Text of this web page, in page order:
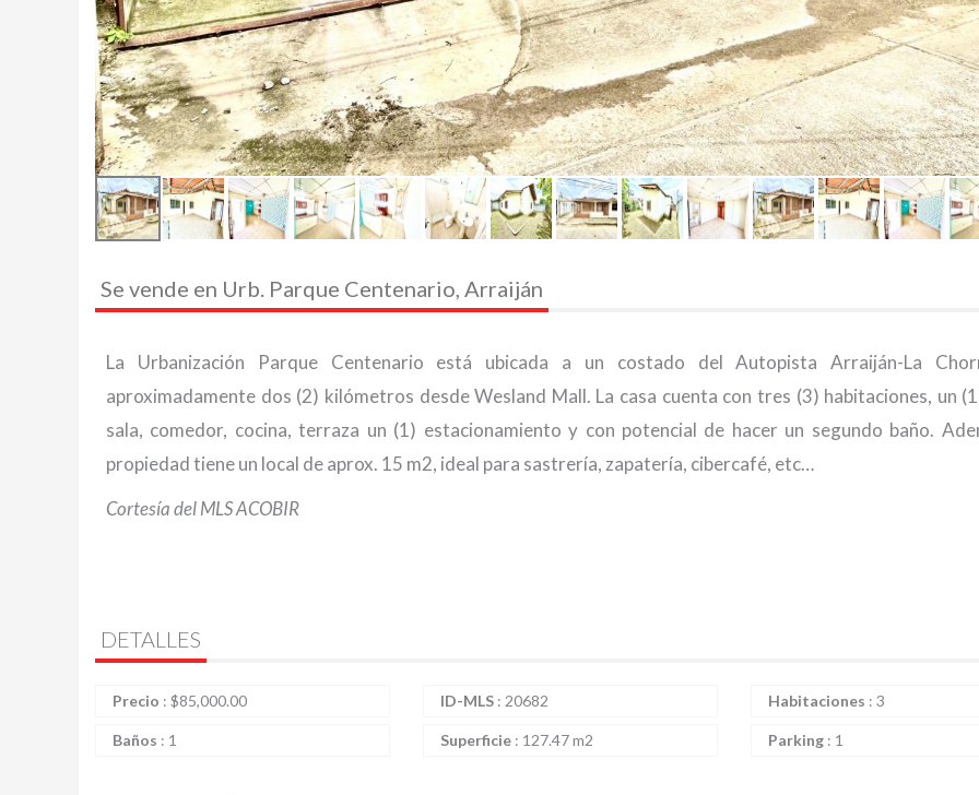
Se vende en Urb. Parque Centenario, Arraiján
La Urbanización Parque Centenario está ubicada a un costado del Autopista Arraiján-La
aproximadamente dos (2) kilómetros desde Wesland Mall. La casa cuenta con tres (3) habitaciones, un
sala, comedor, cocina, terraza un (1) estacionamiento y con potencial de hacer un segundo baño.
propiedad tiene un local de aprox. 15 m2, ideal para sastrería, zapatería, cibercafé, etc…
Cortesía del MLS ACOBIR
DETALLES
Precio : $85,000.00 ID-MLS : 20682 Habitaciones : 3
Baños : 1 Superficie : 127.47 m2 Parking : 1